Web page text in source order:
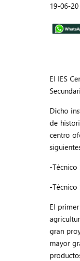
19-06-20
El IES
Dicho
de
centro
-
-Técnico
El
gran
mayor